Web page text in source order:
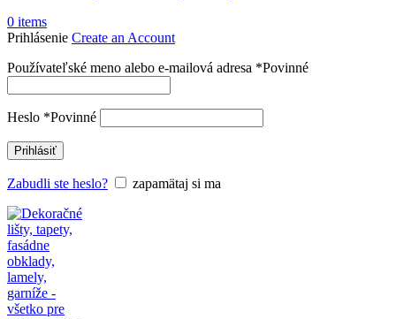
0 items
Prihlásenie Create an Account
Používateľské meno alebo e-mailová adresa *Povinné
Heslo *Povinné
Prihlásiť
Zabudli ste heslo? zapamätaj si ma